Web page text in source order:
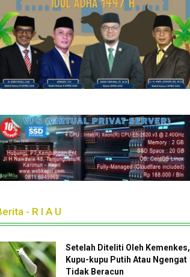
- R I A U
Setelah Diteliti Oleh Kemenkes,
Kupu-kupu Putih Atau Ngengat
Tidak Beracun